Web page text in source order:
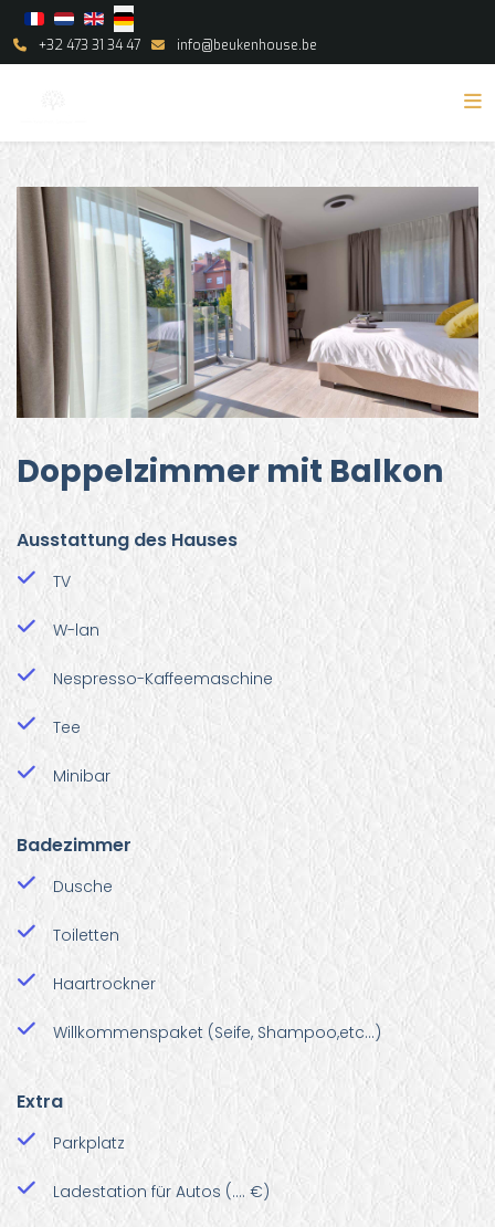
Select your language
+32 473 31 34 47 info@beukenhouse.be
Doppelzimmer mit Balkon
Ausstattung des Hauses
TV
W-lan
Nespresso-Kaffeemaschine
Tee
Minibar
Badezimmer
Dusche
Toiletten
Haartrockner
Willkommenspaket (Seife, Shampoo,etc…)
Extra
Parkplatz
Ladestation für Autos (…. €)